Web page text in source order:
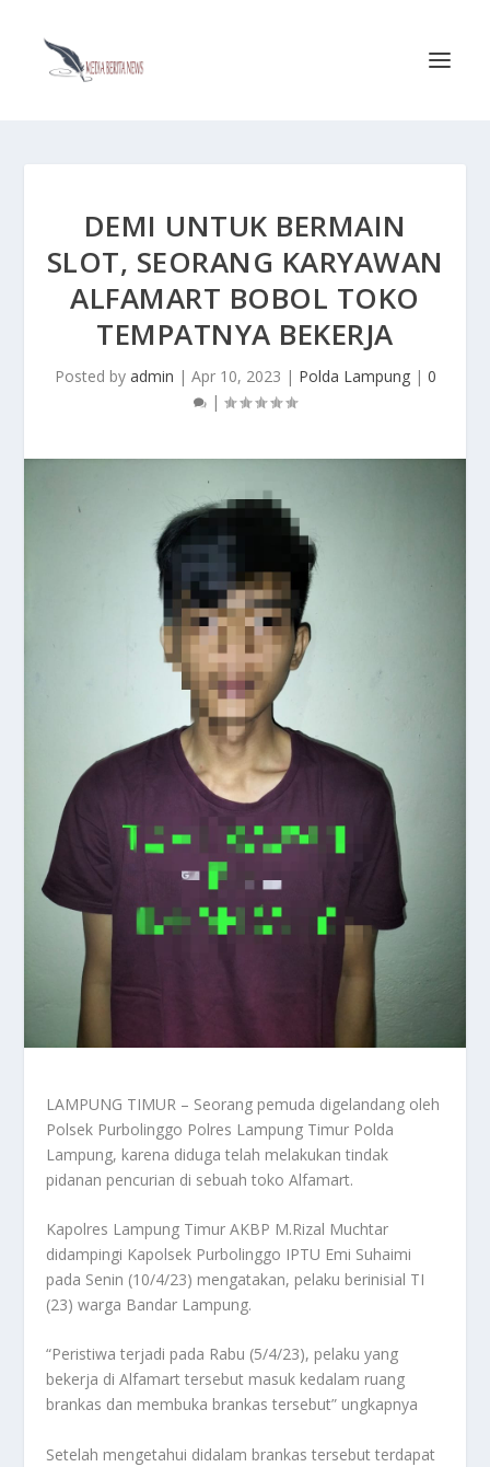
DEMI UNTUK BERMAIN
SLOT, SEORANG KARYAWAN
ALFAMART BOBOL TOKO
TEMPATNYA BEKERJA
Posted by admin | Apr 10, 2023 | Polda Lampung| 0
|
LAMPUNG TIMUR – Seorang pemuda digelandang oleh
Polsek Purbolinggo Polres Lampung Timur Polda
Lampung, karena diduga telah melakukan tindak
pidanan pencurian di sebuah toko Alfamart.
Kapolres Lampung Timur AKBP M.Rizal Muchtar
didampingi Kapolsek Purbolinggo IPTU Emi Suhaimi
pada Senin (10/4/23) mengatakan, pelaku berinisial TI
(23) warga Bandar Lampung.
“Peristiwa terjadi pada Rabu (5/4/23), pelaku yang
bekerja di Alfamart tersebut masuk kedalam ruang
brankas dan membuka brankas tersebut” ungkapnya
Setelah mengetahui didalam brankas tersebut terdapat